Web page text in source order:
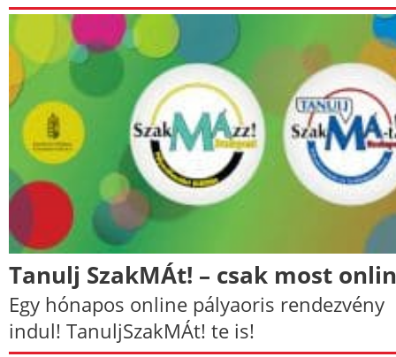
Tanulj SzakMÁt! – csak most
Egy hónapos online pályaoris rendezvény
indul! TanuljSzakMÁt! te is!